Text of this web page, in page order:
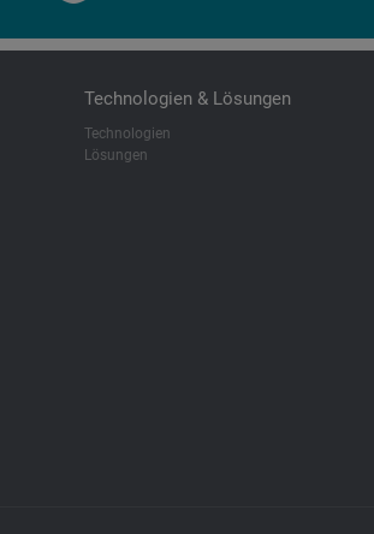
Technologien & Lösungen
Technologien
Lösungen